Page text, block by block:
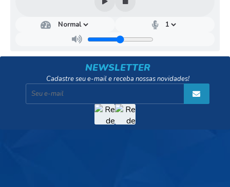
NEWSLETTER
Cadastre seu e-mail e receba nossas novidades!